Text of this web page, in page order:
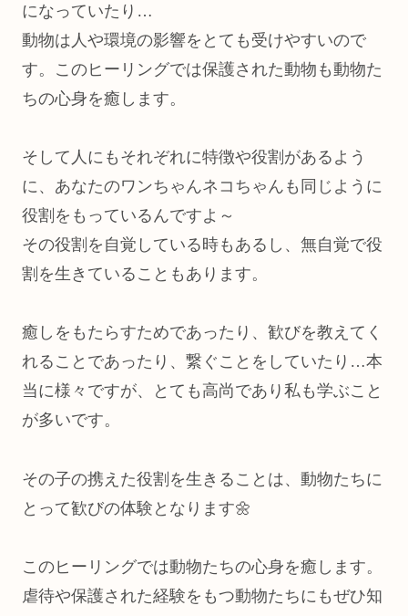
になっていたり…
動物は人や環境の影響をとても受けやすいので
す。このヒーリングでは保護された動物も動物た
ちの心身を癒します。
そして人にもそれぞれに特徴や役割があるよう
に、あなたのワンちゃんネコちゃんも同じように
役割をもっているんですよ～
その役割を自覚している時もあるし、無自覚で役
割を生きていることもあります。
癒しをもたらすためであったり、歓びを教えてく
れることであったり、繋ぐことをしていたり…本
当に様々ですが、とても高尚であり私も学ぶこと
が多いです。
その子の携えた役割を生きることは、動物たちに
とって歓びの体験となります🌼
このヒーリングでは動物たちの心身を癒します。
虐待や保護された経験をもつ動物たちにもぜひ知